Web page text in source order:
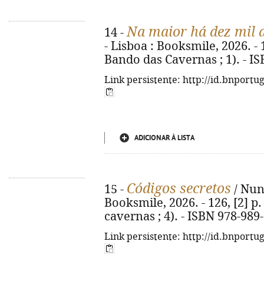
14 -Na maior há dez mil
- Lisboa : Booksmile, 2026. -
Bando das Cavernas ; 1). -
Link persistente: http://
ADICIONAR À LISTA
15 - Códigos secretos /
Booksmile, 2026. - 126, [2]
cavernas ; 4). - ISBN 978-
Link persistente: http://